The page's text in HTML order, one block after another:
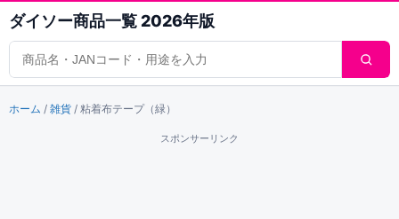
ダイソー商品一覧 2026年版
商品検索
ホーム / 雑貨 / 粘着布テープ（緑）
スポンサーリンク